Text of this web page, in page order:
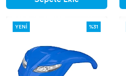
YENİ %31